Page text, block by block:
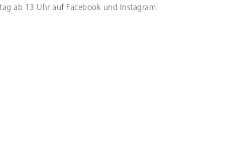
ab 13 Uhr auf Facebook und Instagram.